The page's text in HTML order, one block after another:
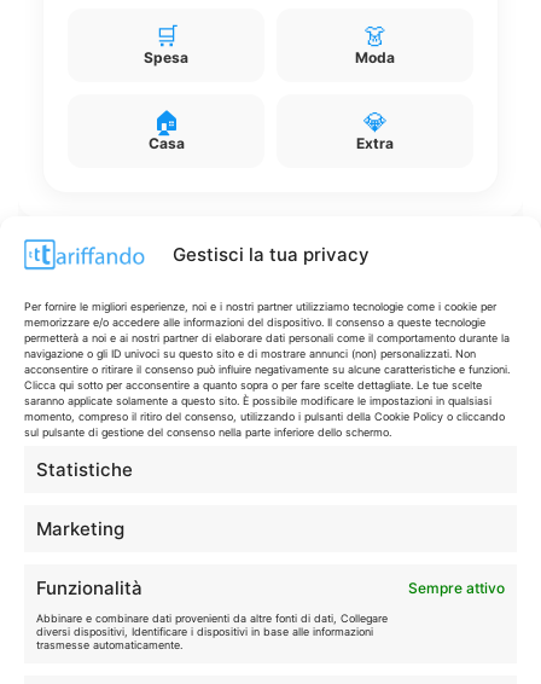
Gestisci la tua privacy
Per fornire le migliori esperienze, noi e i nostri partner utilizziamo tecnologie come i cookie per
memorizzare e/o accedere alle informazioni del dispositivo. Il consenso a queste tecnologie
permetterà a noi e ai nostri partner di elaborare dati personali come il comportamento durante la
navigazione o gli ID univoci su questo sito e di mostrare annunci (non) personalizzati. Non
acconsentire o ritirare il consenso può influire negativamente su alcune caratteristiche e funzioni.
Clicca qui sotto per acconsentire a quanto sopra o per fare scelte dettagliate. Le tue scelte
saranno applicate solamente a questo sito. È possibile modificare le impostazioni in qualsiasi
momento, compreso il ritiro del consenso, utilizzando i pulsanti della Cookie Policy o cliccando
sul pulsante di gestione del consenso nella parte inferiore dello schermo.
Statistiche
Marketing
Funzionalità Sempre attivo
Abbinare e combinare dati provenienti da altre fonti di dati, Collegare
diversi dispositivi, Identificare i dispositivi in base alle informazioni
trasmesse automaticamente.
🛒
Spesa
👗
Moda
🏠
Casa
💎
Extra
Disclaimer
I marchi citati appartengono ai rispettivi proprietari. Le offerte
segnalate possono subire variazioni: verifica sempre le condizioni
sui siti ufficiali.
guadagno dagli acquisti idonei.
Note Legali|Cookie Policy